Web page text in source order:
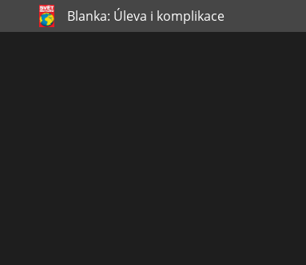
Blanka: Úleva i komplikace